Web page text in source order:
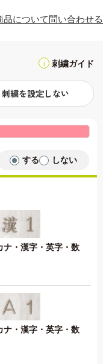
品について問い合わせる
刺繍ガイド
刺繍を設定しない
する しない
ナ・漢字・英字・数
ナ・漢字・英字・数